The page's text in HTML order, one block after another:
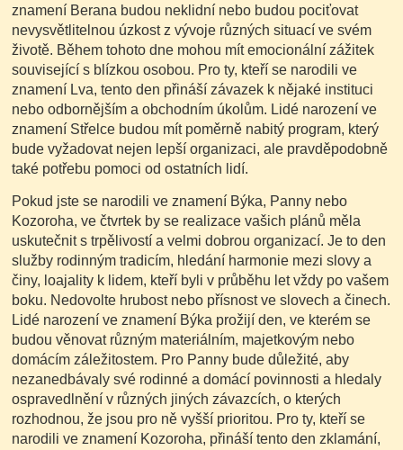
znamení Berana budou neklidní nebo budou pociťovat
nevysvětlitelnou úzkost z vývoje různých situací ve svém
životě. Během tohoto dne mohou mít emocionální zážitek
související s blízkou osobou. Pro ty, kteří se narodili ve
znamení Lva, tento den přináší závazek k nějaké instituci
nebo odbornějším a obchodním úkolům. Lidé narození ve
znamení Střelce budou mít poměrně nabitý program, který
bude vyžadovat nejen lepší organizaci, ale pravděpodobně
také potřebu pomoci od ostatních lidí.
Pokud jste se narodili ve znamení Býka, Panny nebo
Kozoroha, ve čtvrtek by se realizace vašich plánů měla
uskutečnit s trpělivostí a velmi dobrou organizací. Je to den
služby rodinným tradicím, hledání harmonie mezi slovy a
činy, loajality k lidem, kteří byli v průběhu let vždy po vašem
boku. Nedovolte hrubost nebo přísnost ve slovech a činech.
Lidé narození ve znamení Býka prožijí den, ve kterém se
budou věnovat různým materiálním, majetkovým nebo
domácím záležitostem. Pro Panny bude důležité, aby
nezanedbávaly své rodinné a domácí povinnosti a hledaly
ospravedlnění v různých jiných závazcích, o kterých
rozhodnou, že jsou pro ně vyšší prioritou. Pro ty, kteří se
narodili ve znamení Kozoroha, přináší tento den zklamání,